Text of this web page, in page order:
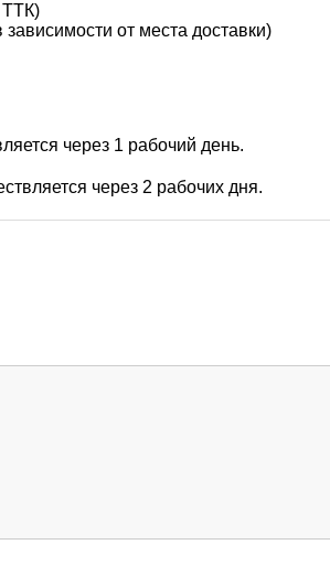
ТТК)
от места доставки)
через 1 рабочий день.
через 2 рабочих дня.